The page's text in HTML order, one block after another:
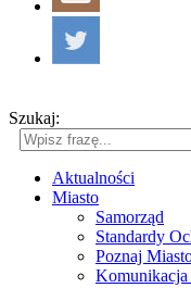
Szukaj:
Aktualności
Miasto
Samorząd
Standardy
Poznaj
Komunikacja